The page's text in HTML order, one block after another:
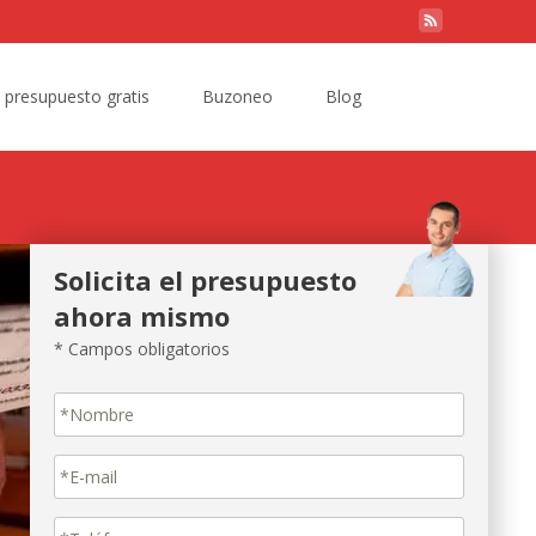
presupuesto gratis Buzoneo Blog
Solicita el presupuesto
ahora mismo
* Campos obligatorios